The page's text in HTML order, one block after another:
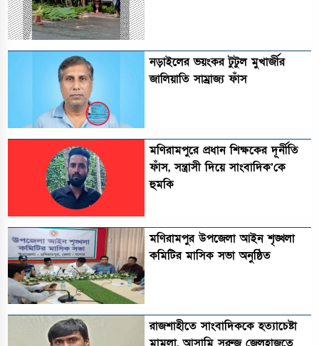
নড়াইলের ভয়ংকর টুটুল মুখার্জীর
জালিয়াতি সাম্রাজ্য ফাঁস
মণিরামপুরে প্রধান শিক্ষকের দূর্নীতি
ফাঁস, সন্ত্রাসী দিয়ে সাংবাদিক’কে
হুমকি
মণিরামপুর উপজেলা আইন শৃঙ্খলা
কমিটির মাসিক সভা অনুষ্ঠিত‎‎
রাজশাহীতে সাংবাদিককে হত্যাচেষ্টা